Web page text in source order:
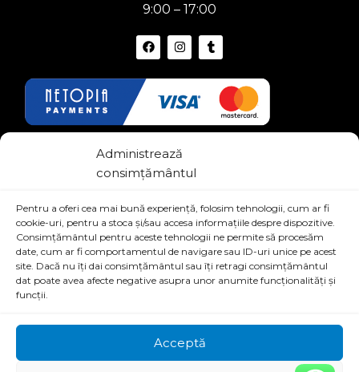
Administrează
consimțământul
Pentru a oferi cea mai bună experiență, folosim tehnologii, cum ar fi
cookie-uri, pentru a stoca și/sau accesa informațiile despre dispozitive.
Consimțământul pentru aceste tehnologii ne permite să procesăm
date, cum ar fi comportamentul de navigare sau ID-uri unice pe acest
site. Dacă nu îți dai consimțământul sau îți retragi consimțământul
dat poate avea afecte negative asupra unor anumite funcționalități și
funcții.
Acceptă
9:00 – 17:00
Link-uri Utile
Politica de confidentialitate
© shopv.ro - All Rights Reserved | Proudly Powered by